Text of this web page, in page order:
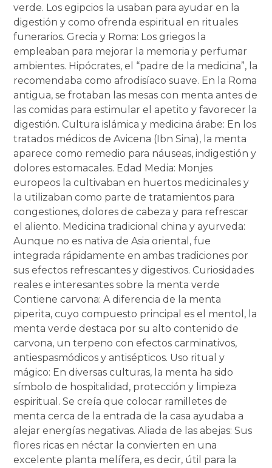
verde. Los egipcios la usaban para ayudar en la
digestión y como ofrenda espiritual en rituales
funerarios. Grecia y Roma: Los griegos la
empleaban para mejorar la memoria y perfumar
ambientes. Hipócrates, el “padre de la medicina”, la
recomendaba como afrodisíaco suave. En la Roma
antigua, se frotaban las mesas con menta antes de
las comidas para estimular el apetito y favorecer la
digestión. Cultura islámica y medicina árabe: En los
tratados médicos de Avicena (Ibn Sina), la menta
aparece como remedio para náuseas, indigestión y
dolores estomacales. Edad Media: Monjes
europeos la cultivaban en huertos medicinales y
la utilizaban como parte de tratamientos para
congestiones, dolores de cabeza y para refrescar
el aliento. Medicina tradicional china y ayurveda:
Aunque no es nativa de Asia oriental, fue
integrada rápidamente en ambas tradiciones por
sus efectos refrescantes y digestivos. Curiosidades
reales e interesantes sobre la menta verde
Contiene carvona: A diferencia de la menta
piperita, cuyo compuesto principal es el mentol, la
menta verde destaca por su alto contenido de
carvona, un terpeno con efectos carminativos,
antiespasmódicos y antisépticos. Uso ritual y
mágico: En diversas culturas, la menta ha sido
símbolo de hospitalidad, protección y limpieza
espiritual. Se creía que colocar ramilletes de
menta cerca de la entrada de la casa ayudaba a
alejar energías negativas. Aliada de las abejas: Sus
flores ricas en néctar la convierten en una
excelente planta melífera, es decir, útil para la